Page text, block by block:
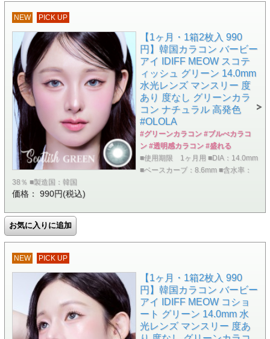
NEW PICK UP
【1ヶ月・1箱2枚入 990
円】韓国カラコン バービー
アイ IDIFF MEOW スコテ
ィッシュ グリーン 14.0mm
水光レンズ マンスリー 度
あり 度なし グリーンカラ
コン ナチュラル 高発色
#OLOLA
#グリーンカラコン #ブルべカラコ
ン #透明感カラコン #盛れる
■使用期限 1ヶ月用 ■DIA：14.0mm
■ベースカーブ：8.6mm ■含水率：
38％ ■製造国：韓国
価格： 990円(税込)
NEW PICK UP
【1ヶ月・1箱2枚入 990
円】韓国カラコン バービー
アイ IDIFF MEOW コショ
ート グリーン 14.0mm 水
光レンズ マンスリー 度あ